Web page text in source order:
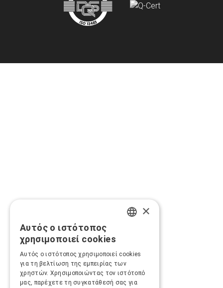
×
Αυτός ο ιστότοπος
χρησιμοποιεί cookies
Αυτός ο ιστότοπος χρησιμοποιεί cookies
για τη βελτίωση της εμπειρίας των
χρηστών. Χρησιμοποιώντας τον ιστότοπό
μας, παρέχετε τη συγκατάθεσή σας για